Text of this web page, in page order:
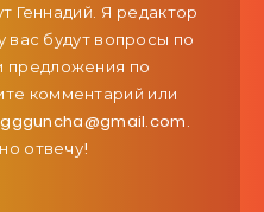
Геннадий. Я редактор
вас будут вопросы по
предложения по
комментарий или
отвечу!